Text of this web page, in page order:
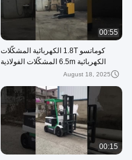
00:55
كوماتسو 1.8T الكهربائية المشكّلات
الكهربائية 6.5m المشكّلات الفولاذية
باللون الأصفر للتعامل مع المواد في
August 18, 2025
00:15